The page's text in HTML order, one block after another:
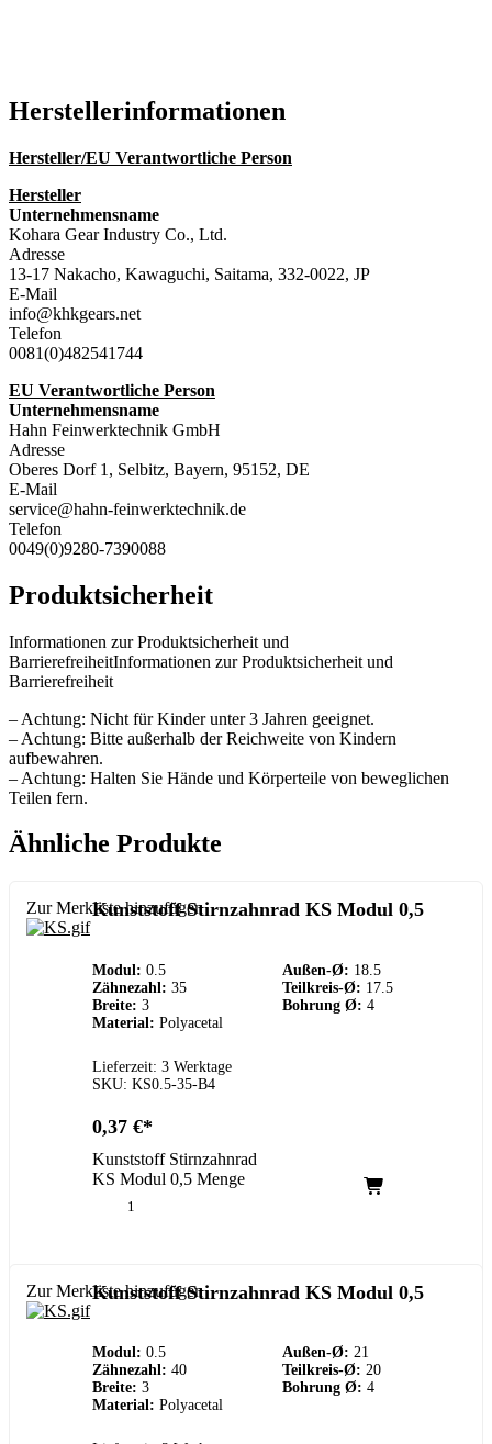
Hersteller­informationen
Hersteller/EU Verantwortliche Person
Hersteller
Unternehmensname
Kohara Gear Industry Co., Ltd.
Adresse
13-17 Nakacho, Kawaguchi, Saitama, 332-0022, JP
E-Mail
info@khkgears.net
Telefon
0081(0)482541744
EU Verantwortliche Person
Unternehmensname
Hahn Feinwerktechnik GmbH
Adresse
Oberes Dorf 1, Selbitz, Bayern, 95152, DE
E-Mail
service@hahn-feinwerktechnik.de
Telefon
0049(0)9280-7390088
Produktsicherheit
Informationen zur Produktsicherheit und
BarrierefreiheitInformationen zur Produktsicherheit und
Barrierefreiheit
– Achtung: Nicht für Kinder unter 3 Jahren geeignet.
– Achtung: Bitte außerhalb der Reichweite von Kindern
aufbewahren.
– Achtung: Halten Sie Hände und Körperteile von beweglichen
Teilen fern.
Ähnliche Produkte
Zur Merkliste hinzufügen
Kunststoff Stirnzahnrad KS Modul 0,5
Modul: 0.5 Außen-Ø: 18.5
Zähnezahl: 35 Teilkreis-Ø: 17.5
Breite: 3 Bohrung Ø: 4
Material: Polyacetal
Lieferzeit: 3 Werktage
SKU: KS0.5-35-B4
0,37 €
Kunststoff Stirnzahnrad
KS Modul 0,5 Menge
Zur Merkliste hinzufügen
Kunststoff Stirnzahnrad KS Modul 0,5
Modul: 0.5 Außen-Ø: 21
Zähnezahl: 40 Teilkreis-Ø: 20
Breite: 3 Bohrung Ø: 4
Material: Polyacetal